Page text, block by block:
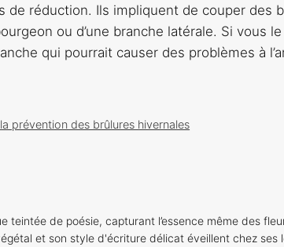
réduction. Ils impliquent de couper des
ou d’une branche latérale. Si vous
qui pourrait causer des problèmes à
prévention des brûlures hivernales
teintée de poésie, capturant l’essence même des
et son style d'écriture délicat éveillent chez ses